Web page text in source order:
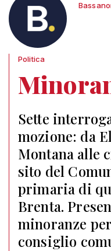
Politica
Sette
mozione: da
Montana alle
sito del
primaria di
Brenta.
minoranze
consiglio